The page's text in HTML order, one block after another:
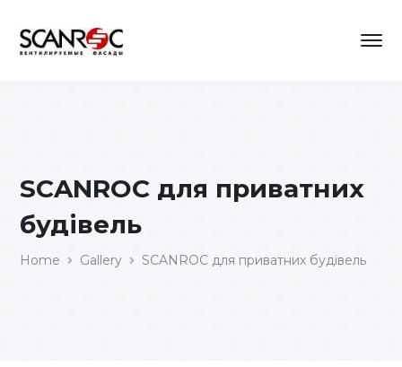
SCANROC для приватних
будівель
Home Gallery SCANROC для приватних будівель